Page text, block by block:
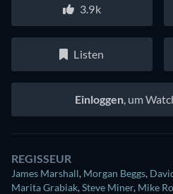
3.9k
Listen
Einloggen , um
REGISSEUR
James Marshall, Morgan Beggs,
Marita Grabiak,Steve Miner, Mike